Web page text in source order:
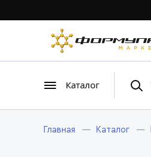
Каталог
Главная Каталог